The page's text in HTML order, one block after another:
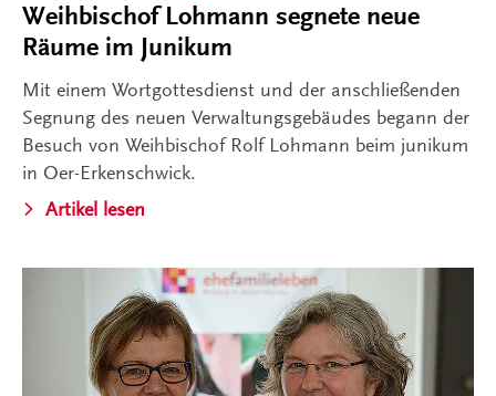
Weihbischof Lohmann segnete neue
Räume im Junikum
Mit einem Wortgottesdienst und der anschließenden
Segnung des neuen Verwaltungsgebäudes begann der
Besuch von Weihbischof Rolf Lohmann beim junikum
in Oer-Erkenschwick.
Artikel lesen